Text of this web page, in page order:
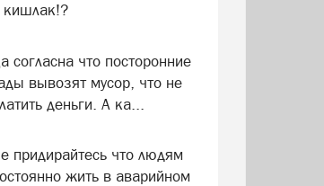
кишлак!?
согласна что посторонние
вывозят мусор, что не
деньги. А ка...
придирайтесь что людям
жить в аварийном